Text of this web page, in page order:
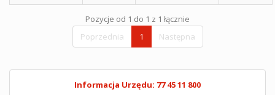
Pozycje od 1 do 1 z 1 łącznie
Poprzednia
1 Następna
Informacja Urzędu: 77 45 11 800